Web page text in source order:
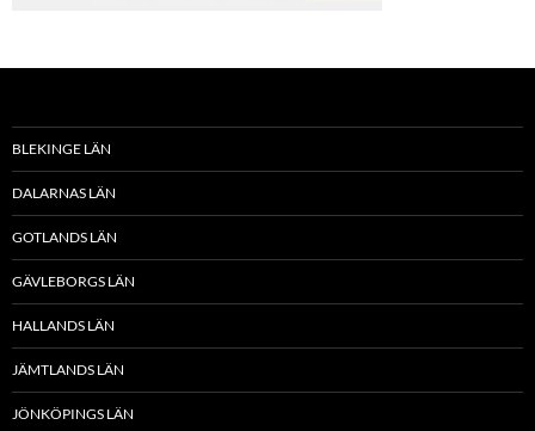
BLEKINGE LÄN
DALARNAS LÄN
GOTLANDS LÄN
GÄVLEBORGS LÄN
HALLANDS LÄN
JÄMTLANDS LÄN
JÖNKÖPINGS LÄN